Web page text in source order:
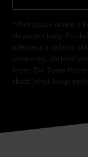
slevovými kódy. Po
odečtena z vašeho
vstupenky, dárkové
Ärzte, Die Toten
zboží, jehož koupí